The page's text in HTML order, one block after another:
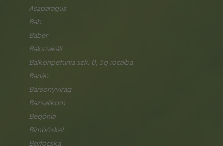
aszparagus
bab
babér
bakszakáll
balkonpetunia szk. 0, 5g rocalba
banán
bársonyvirág
bazsalikom
begónia
bimbóskel
bojtocska